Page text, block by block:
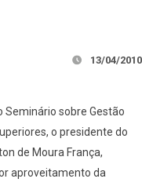
13/04/2010
Seminário sobre Gestão
o presidente do
de Moura França,
aproveitamento da